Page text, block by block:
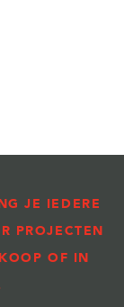
JE IEDERE
PROJECTEN
OF IN